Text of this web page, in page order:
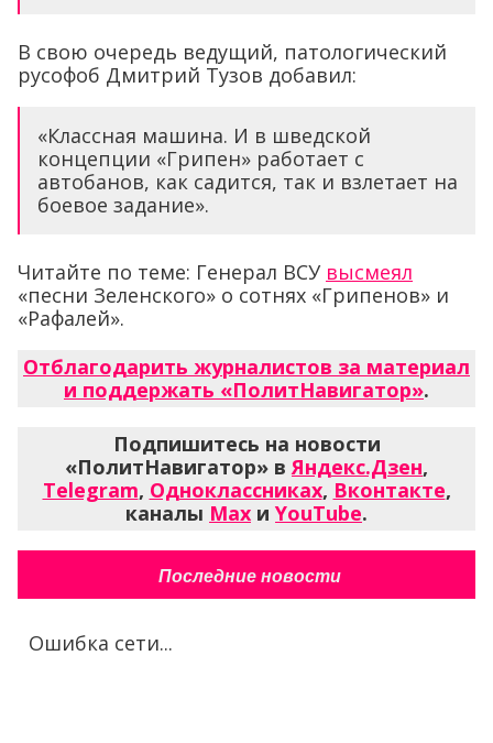
В свою очередь ведущий, патологический
русофоб Дмитрий Тузов добавил:
«Классная машина. И в шведской
концепции «Грипен» работает с
автобанов, как садится, так и взлетает на
боевое задание».
Читайте по теме: Генерал ВСУ высмеял
«песни Зеленского» о сотнях «Грипенов» и
«Рафалей».
Отблагодарить журналистов за материал
и поддержать «ПолитНавигатор».
Подпишитесь на новости
«ПолитНавигатор» вЯндекс.Дзен,
Telegram, Одноклассниках, Вконтакте,
каналы Max и YouTube.
Последние новости
Ошибка сети...